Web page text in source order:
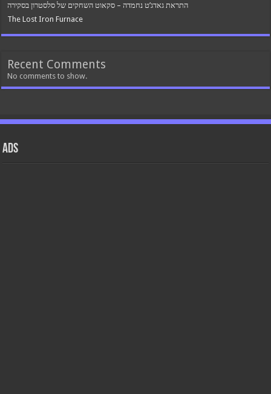
התראת גאדג’ט נחמדה – סקאוט השחקים של סלסטרון בסקירה
The Lost Iron Furnace
Recent Comments
No comments to show.
ads